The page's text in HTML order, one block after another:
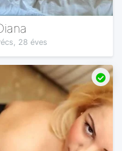
28 éves